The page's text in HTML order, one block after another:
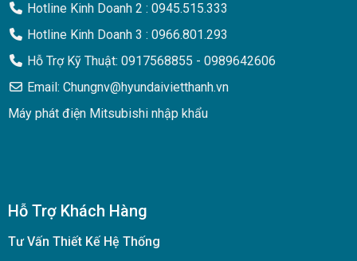
Hotline Kinh Doanh 2 : 0945.515.333
Hotline Kinh Doanh 3 : 0966.801.293
Hỗ Trợ Kỹ Thuật: 0917568855 - 0989642606
Email: Chungnv@hyundaivietthanh.vn
Máy phát điện Mitsubishi nhập khẩu
Hỗ Trợ Khách Hàng
Tư Vấn Thiết Kế Hệ Thống